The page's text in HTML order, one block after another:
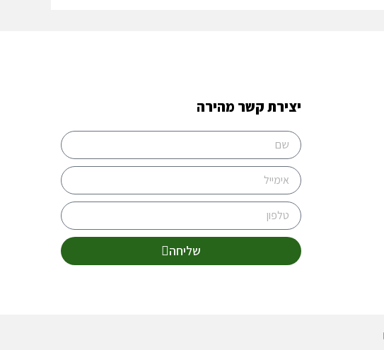
יצירת קשר מהירה
שליחה